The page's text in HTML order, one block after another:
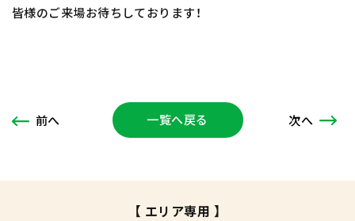
皆様のご来場お待ちしております！
前へ 一覧へ戻る 次へ
【 エリア専用 】